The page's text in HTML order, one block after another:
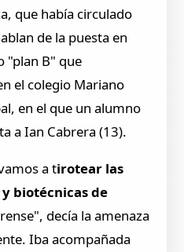
que había circulado
de la puesta en
"plan B" que
el colegio Mariano
en el que un alumno
a Ian Cabrera (13).
a tirotear las
biotécnicas de
decía la amenaza
Iba acompañada